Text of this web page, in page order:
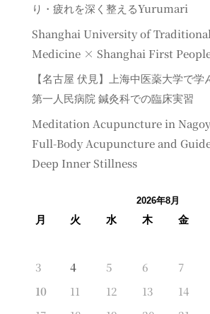
り・疲れを深く整えるYurumari
Shanghai University of
Medicine × Shanghai First
【名古屋 伏見】上海中医薬大学で
第一人民病院 鍼灸科での臨床実習
Meditation Acupuncture in
Full-Body Acupuncture and
Deep Inner Stillness
2026年8月
月 火 水 木 金
3
4 5 6 7
10
11 12 13 14